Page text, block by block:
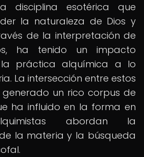
disciplina esotérica que
la naturaleza de Dios y
de la interpretación de
ha tenido un impacto
la práctica alquímica a lo
La intersección entre estos
un rico corpus de
ha influido en la forma en
abordan la
la materia y la búsqueda